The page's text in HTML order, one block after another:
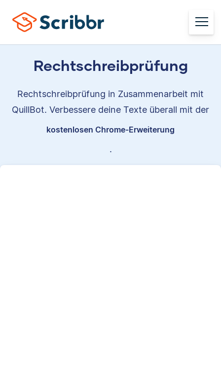
Rechtschreibprüfung
Rechtschreibprüfung in Zusammenarbeit mit
QuillBot. Verbessere deine Texte überall mit der
kostenlosen Chrome-Erweiterung
.